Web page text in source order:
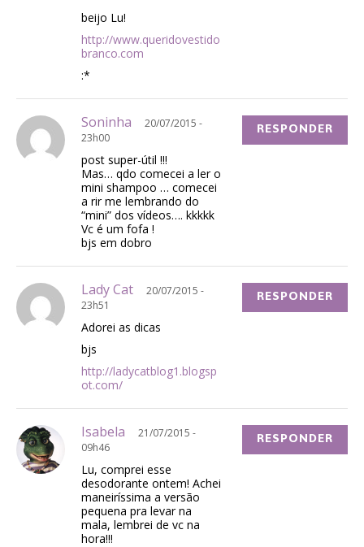
beijo Lu!
http://www.queridovestido
branco.com
:*
Soninha
20/07/2015 -
23h00
post super-útil !!!
Mas… qdo comecei a ler o
mini shampoo … comecei
a rir me lembrando do
“mini” dos vídeos…. kkkkk
Vc é um fofa !
bjs em dobro
RESPONDER
Lady Cat
20/07/2015 -
23h51
Adorei as dicas
bjs
http://ladycatblog1.blogsp
ot.com/
RESPONDER
Isabela
21/07/2015 -
09h46
Lu, comprei esse
desodorante ontem! Achei
maneiríssima a versão
pequena pra levar na
mala, lembrei de vc na
hora!!!
RESPONDER